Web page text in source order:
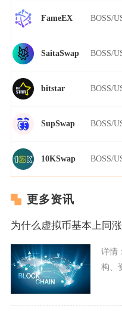
FameEX
SaitaSwap
bitstar
SupSwap
10KSwap
更多资讯
为什么虚拟币基本上同涨
详情：
构、